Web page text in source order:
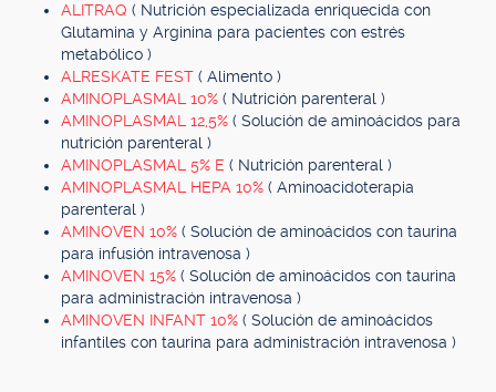
ALITRAQ ( Nutrición especializada enriquecida con
Glutamina y Arginina para pacientes con estrés
metabólico )
ALRESKATE FEST ( Alimento )
AMINOPLASMAL 10% ( Nutrición parenteral )
AMINOPLASMAL 12,5% ( Solución de aminoácidos para
nutrición parenteral )
AMINOPLASMAL 5% E ( Nutrición parenteral )
AMINOPLASMAL HEPA 10% ( Aminoacidoterapia
parenteral )
AMINOVEN 10% ( Solución de aminoácidos con taurina
para infusión intravenosa )
AMINOVEN 15% ( Solución de aminoácidos con taurina
para administración intravenosa )
AMINOVEN INFANT 10% ( Solución de aminoácidos
infantiles con taurina para administración intravenosa )